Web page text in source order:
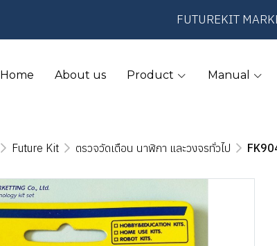
FUTUREKIT
Home About us Product Manual
Future Kit ตรวจวัดเตือน นาฬิกา และวงจรทั่วไป